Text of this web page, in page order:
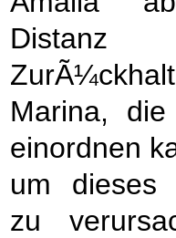
Marina,
einordnen
um dieses
zu